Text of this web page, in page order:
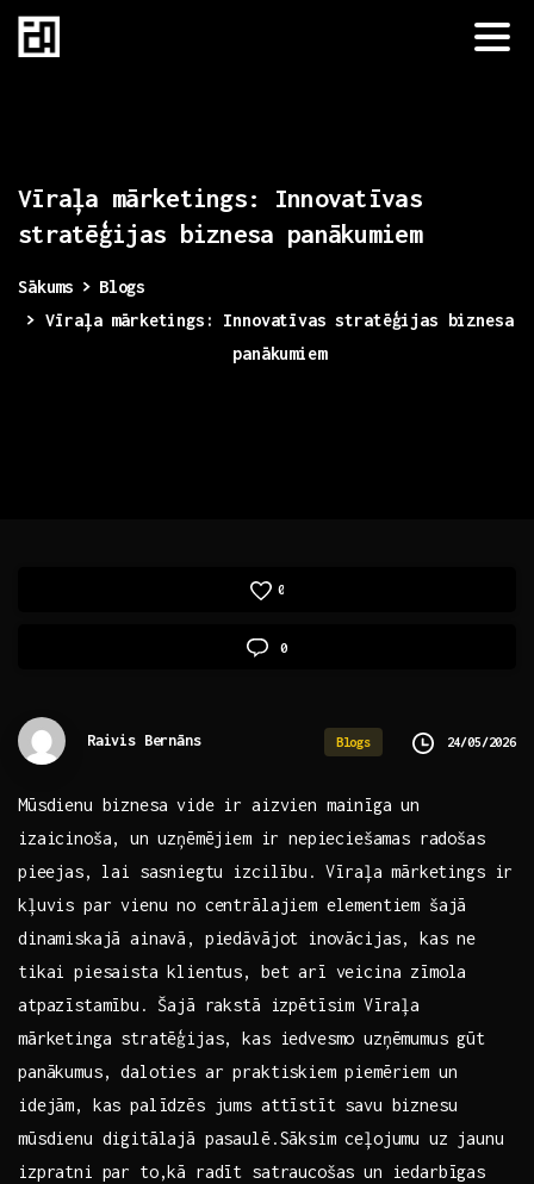
Vīraļa mārketings:
Innovatīvas
stratēģijas biznesa panākumiem
Sākums
Blogs
Vīraļa mārketings: Innovatīvas stratēģijas biznesa
panākumiem
0
0
Raivis Bernāns Blogs 24/05/2026
Mūsdienu biznesa vide ir​ aizvien mainīga un
izaicinoša, un⁤ uzņēmējiem ⁢ir nepieciešamas radošas
⁤pieejas, ‌lai sasniegtu izcilību.⁢ Vīraļa mārketings ir
​kļuvis par vienu no centrālajiem‌ elementiem šajā
dinamiskajā ainavā, piedāvājot⁣ inovācijas, kas ne
tikai piesaista klientus, bet arī ​veicina zīmola
atpazīstamību. ⁣Šajā rakstā izpētīsim Vīraļa
mārketinga stratēģijas, kas‍ iedvesmo uzņēmumus gūt
panākumus, daloties ar‍ praktiskiem piemēriem un
idejām, kas palīdzēs‍ jums‌ attīstīt savu‌ biznesu
mūsdienu ‌digitālajā pasaulē.Sāksim ceļojumu uz jaunu
izpratni par to,kā radīt satraucošas ​un iedarbīgas